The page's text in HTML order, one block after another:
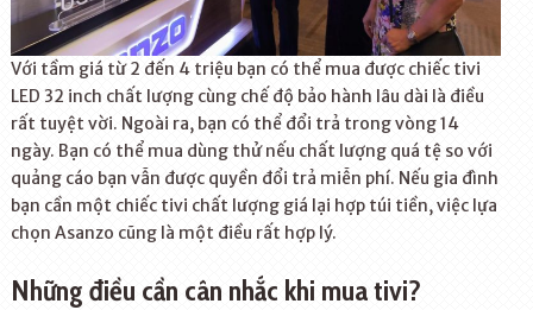
Với tầm giá từ 2 đến 4 triệu bạn có thể mua được chiếc tivi
LED 32 inch chất lượng cùng chế độ bảo hành lâu dài là điều
rất tuyệt vời. Ngoài ra, bạn có thể đổi trả trong vòng 14
ngày. Bạn có thể mua dùng thử nếu chất lượng quá tệ so với
quảng cáo bạn vẫn được quyền đổi trả miễn phí. Nếu gia đình
bạn cần một chiếc tivi chất lượng giá lại hợp túi tiền, việc lựa
chọn Asanzo cũng là một điều rất hợp lý.
Những điều cần cân nhắc khi mua tivi?